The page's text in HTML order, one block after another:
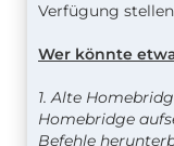
Verfügung
Wer könnte
1. Alte
Homebridge
Befehle